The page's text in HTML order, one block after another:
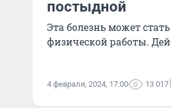
постыдной
Эта болезнь может
физической работы.
4 февраля, 2024, 17:00 13 017